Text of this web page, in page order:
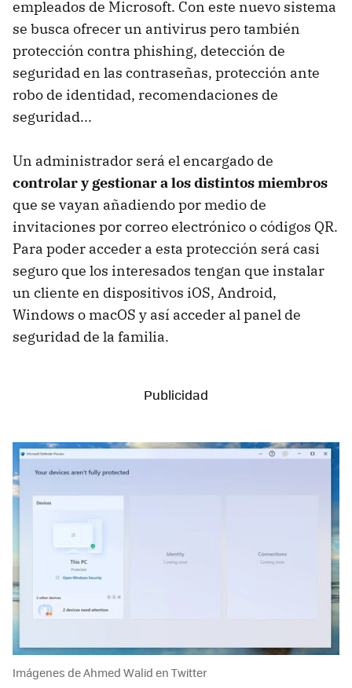
empleados de Microsoft. Con este nuevo sistema
se busca ofrecer un antivirus pero también
protección contra phishing, detección de
seguridad en las contraseñas, protección ante
robo de identidad, recomendaciones de
seguridad...
Un administrador será el encargado de
controlar y gestionar a los distintos miembros
que se vayan añadiendo por medio de
invitaciones por correo electrónico o códigos QR.
Para poder acceder a esta protección será casi
seguro que los interesados tengan que instalar
un cliente en dispositivos iOS, Android,
Windows o macOS y así acceder al panel de
seguridad de la familia.
Imágenes de Ahmed Walid en Twitter